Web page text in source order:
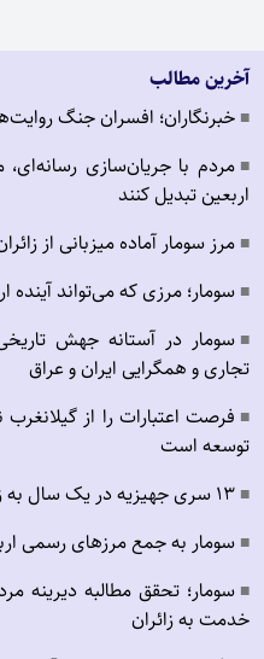
آخرین مطالب
■ خبرنگاران؛ افسران جنگ
■ مردم با جریان‌سازی
اربعین تبدیل کنند
■ مرز سومار آماده میزبانی از
■ سومار؛ مرزی که می‌تواند آینده
■ سومار در آستانه جهش
تجاری و همگرایی ایران و عراق
■ فرصت اعتبارات را از
توسعه است
■ ۱۳ سری جهیزیه در یک سال به زوج‌های تحت پوشش اهدا شد
■ سومار به جمع مرزهای رسمی
■ سومار؛ تحقق مطالبه دیرینه
خدمت به زائران